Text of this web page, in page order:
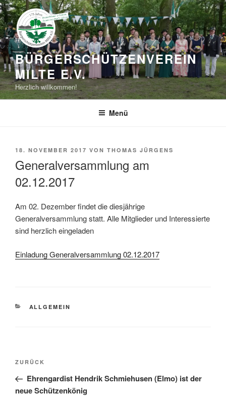
Zum
Inhalt
springen
BÜRGERSCHÜTZEN­VEREIN
MILTE E.V.
Herzlich willkommen!
Menü
VERÖFFENTLICHT
18. NOVEMBER 2017 VON THOMAS JÜRGENS
Generalversammlung am
02.12.2017
Am 02. Dezember findet die diesjährige
Generalversammlung statt. Alle Mitglieder und Interessierte
sind herzlich eingeladen
Einladung Generalversammlung 02.12.2017
KATEGORIEN
ALLGEMEIN
Beitragsnavigation
Vorheriger
Beitrag
ZURÜCK
Ehrengardist Hendrik Schmiehusen (Elmo) ist der
neue Schützenkönig